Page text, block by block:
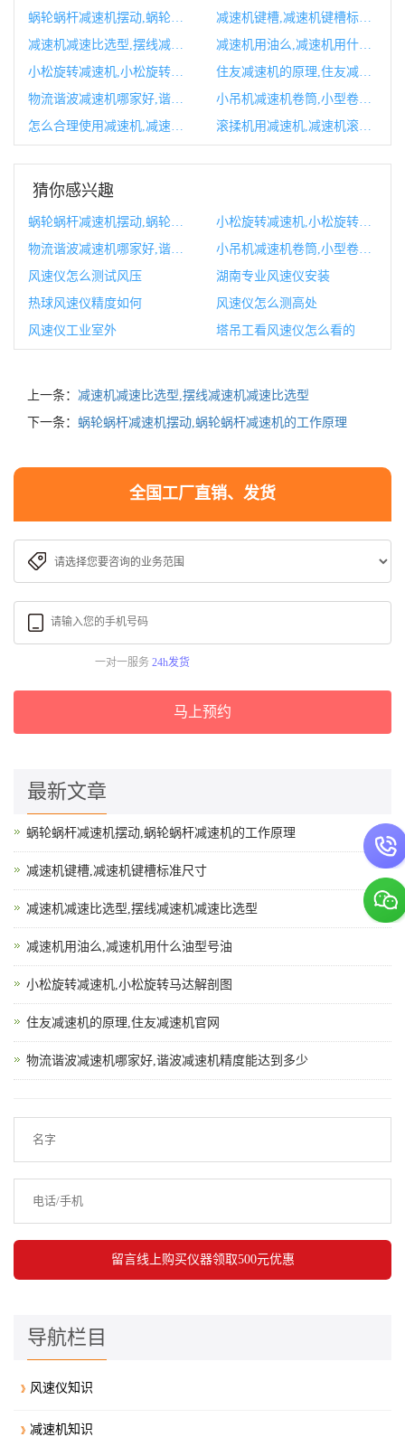
减速机键槽,减速机键槽标准尺寸
减速机用油么,减速机用什么油型号油
住友减速机的原理,住友减速机官网
小吊机减速机卷筒,小型卷扬机升降机
猜你感兴趣
小松旋转减速机,小松旋转马达解剖图
小吊机减速机卷筒,小型卷扬机升降机
风速仪怎么测试风压
湖南专业风速仪安装
热球风速仪精度如何
风速仪怎么测高处
风速仪工业室外
塔吊工看风速仪怎么看的
上一条： 减速机减速比选型,摆线减速机减速比选型
下一条： 蜗轮蜗杆减速机摆动,蜗轮蜗杆减速机的工作原理
全国工厂直销、发货
一对一服务 24h发货
马上预约
最新文章
蜗轮蜗杆减速机摆动,蜗轮蜗杆减速机的工作原理
减速机键槽,减速机键槽标准尺寸
减速机减速比选型,摆线减速机减速比选型
减速机用油么,减速机用什么油型号油
小松旋转减速机,小松旋转马达解剖图
住友减速机的原理,住友减速机官网
物流谐波减速机哪家好,谐波减速机精度能达到多少
导航栏目
风速仪知识
减速机知识